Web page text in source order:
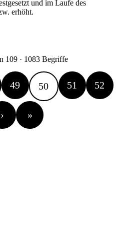
und im Laufe des
erhöht.
109 · 1083 Begriffe
49 50 51 52
› »